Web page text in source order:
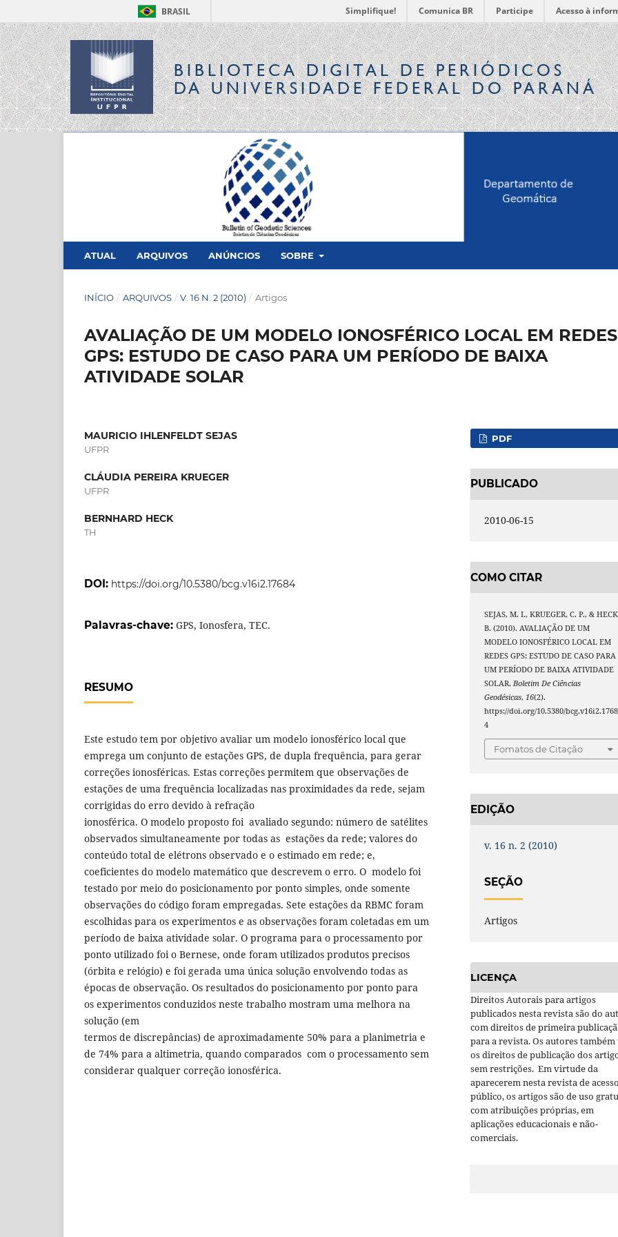
BRASIL Simplifique! Comunica BR Participe Acesso à
BIBLIOTECA DIGITALDE PERIÓDICOS
DA UNIVERSIDADE FEDERAL DO PARANÁ
ATUAL ARQUIVOS ANÚNCIOS SOBRE
INÍCIO / ARQUIVOS / V. 16 N. 2 (2010) / Artigos
AVALIAÇÃO DE UM MODELO IONOSFÉRICO LOCAL EM REDES
GPS: ESTUDO DE CASO PARA UM PERÍODO DE BAIXA
ATIVIDADE SOLAR
MAURICIO IHLENFELDT SEJAS
UFPR
CLÁUDIA PEREIRA KRUEGER
UFPR
BERNHARD HECK
TH
DOI: https://doi.org/10.5380/bcg.v16i2.17684
Palavras-chave: GPS, Ionosfera, TEC.
RESUMO
Este estudo tem por objetivo avaliar um modelo ionosférico local que
emprega um conjunto de estações GPS, de dupla frequência, para gerar
correções ionosféricas. Estas correções permitem que observações de
estações de uma frequência localizadas nas proximidades da rede, sejam
corrigidas do erro devido à refração
ionosférica. O modelo proposto foi avaliado segundo: número de satélites
observados simultaneamente por todas as estações da rede; valores do
conteúdo total de elétrons observado e o estimado em rede; e,
coeficientes do modelo matemático que descrevem o erro. O modelo foi
testado por meio do posicionamento por ponto simples, onde somente
observações do código foram empregadas. Sete estações da RBMC foram
escolhidas para os experimentos e as observações foram coletadas em um
período de baixa atividade solar. O programa para o processamento por
ponto utilizado foi o Bernese, onde foram utilizados produtos precisos
(órbita e relógio) e foi gerada uma única solução envolvendo todas as
épocas de observação. Os resultados do posicionamento por ponto para
os experimentos conduzidos neste trabalho mostram uma melhora na
solução (em
termos de discrepâncias) de aproximadamente 50% para a planimetria e
de 74% para a altimetria, quando comparados com o processamento sem
considerar qualquer correção ionosférica.
PDF
PUBLICADO
2010-06-15
COMO CITAR
SEJAS, M. I., KRUEGER, C. P., &
B. (2010). AVALIAÇÃO DE UM
MODELO IONOSFÉRICO LOCAL EM
REDES GPS: ESTUDO DE CASO PARA
UM PERÍODO DE BAIXA ATIVIDADE
SOLAR. Boletim De Ciências
Geodésicas, 16(2).
https://doi.org/10.5380/bcg.v16i2.1768
4
Fomatos de Citação
EDIÇÃO
v. 16 n. 2 (2010)
SEÇÃO
Artigos
LICENÇA
Direitos Autorais para artigos
publicados nesta revista são do
com direitos de primeira
para a revista. Os autores também
os direitos de publicação dos
sem restrições. Em virtude da
aparecerem nesta revista de acesso
público, os artigos são de uso
com atribuições próprias, em
aplicações educacionais e não-
comerciais.